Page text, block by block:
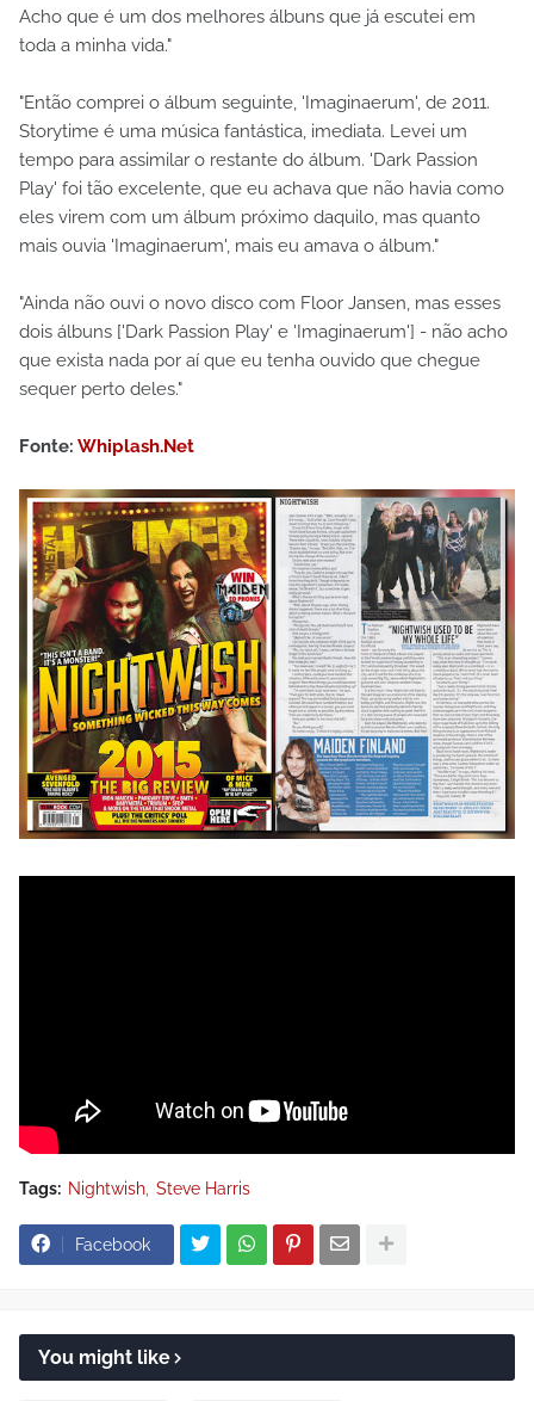
Acho que é um dos melhores álbuns que já escutei em
toda a minha vida."
"Então comprei o álbum seguinte, 'Imaginaerum', de 2011.
Storytime é uma música fantástica, imediata. Levei um
tempo para assimilar o restante do álbum. 'Dark Passion
Play' foi tão excelente, que eu achava que não havia como
eles virem com um álbum próximo daquilo, mas quanto
mais ouvia 'Imaginaerum', mais eu amava o álbum."
"Ainda não ouvi o novo disco com Floor Jansen, mas esses
dois álbuns ['Dark Passion Play' e 'Imaginaerum'] - não acho
que exista nada por aí que eu tenha ouvido que chegue
sequer perto deles."
Fonte: Whiplash.Net
Tags: Nightwish Steve Harris
Facebook
You might like